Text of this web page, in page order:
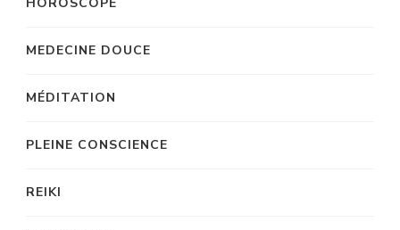
MEDECINE DOUCE
MÉDITATION
PLEINE CONSCIENCE
REIKI